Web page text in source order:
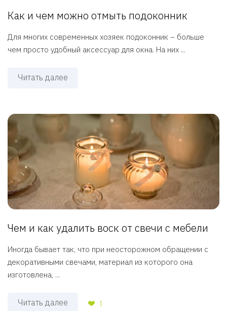
Как и чем можно отмыть подоконник
Для многих современных хозяек подоконник – больше
чем просто удобный аксессуар для окна. На них ...
Читать далее
Чем и как удалить воск от свечи с мебели
Иногда бывает так, что при неосторожном обращении с
декоративными свечами, материал из которого она
изготовлена, ...
Читать далее 1